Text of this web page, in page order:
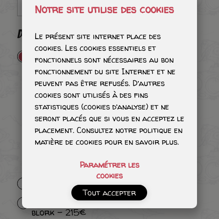
DEDICATION
Tête avec quelques ombres - 65€
Personnage ombré - 115€
Personnage aquarelle avec un petit
blork - 215€
Notre site utilise des cookies
Le présent site internet place des
cookies. Les cookies essentiels et
fonctionnels sont nécessaires au bon
fonctionnement du site Internet et ne
peuvent pas être refusés. D’autres
cookies sont utilisés à des fins
statistiques (cookies d’analyse) et ne
seront placés que si vous en acceptez le
placement. Consultez notre politique en
matière de cookies pour en savoir plus.
Paramétrer les
cookies
Tout accepter